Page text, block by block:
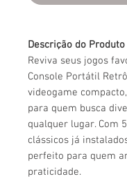
Descrição do Produto
Reviva seus jogos
Console Portátil
videogame
para quem busca
qualquer lugar. Com
clássicos já
perfeito para quem
praticidade.